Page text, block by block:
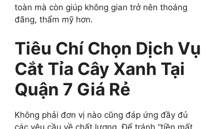
toàn mà còn giúp không gian trở nên thoáng
đãng, thẩm mỹ hơn.
Tiêu Chí Chọn Dịch Vụ
Cắt Tỉa Cây Xanh Tại
Quận 7 Giá Rẻ
Không phải đơn vị nào cũng đáp ứng đầy đủ